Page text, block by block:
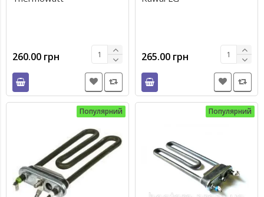
260.00 грн 265.00 грн
Популярний Популярний